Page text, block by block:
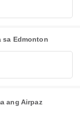
sa Edmonton
ang Airpaz